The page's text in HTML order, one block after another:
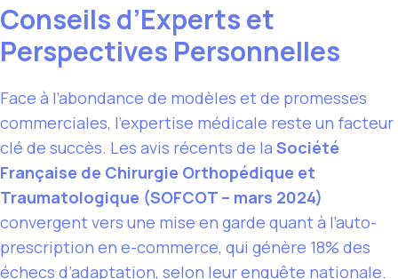
Conseils d’Experts et
Perspectives Personnelles
Face à l’abondance de modèles et de promesses
commerciales, l’expertise médicale reste un facteur
clé de succès. Les avis récents de la Société
Française de Chirurgie Orthopédique et
Traumatologique (SOFCOT – mars 2024)
convergent vers une mise en garde quant à l’auto-
prescription en e-commerce, qui génère 18% des
échecs d’adaptation, selon leur enquête nationale.